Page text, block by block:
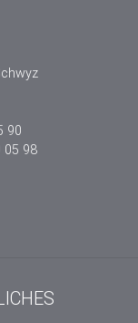
90
05 98